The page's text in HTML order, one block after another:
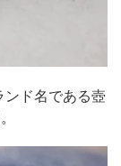
ド名である壺